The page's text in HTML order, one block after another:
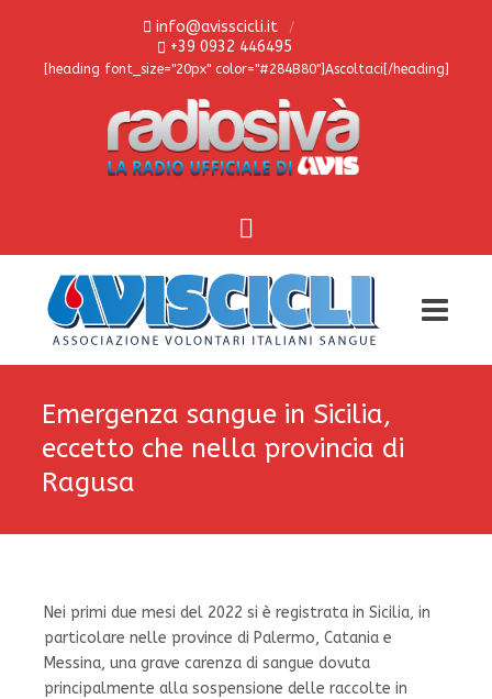
info@avisscicli.it
+39 0932 446495
[heading font_size="20px" color="#284B80"]Ascoltaci[/heading]
Emergenza sangue in Sicilia,
eccetto che nella provincia di
Ragusa
Nei primi due mesi del 2022 si è registrata in Sicilia, in
particolare nelle province di Palermo, Catania e
Messina, una grave carenza di sangue dovuta
principalmente alla sospensione delle raccolte in